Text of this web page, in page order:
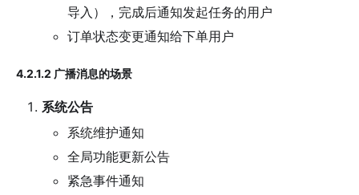
导入），完成后通知发起任务的用户
订单状态变更通知给下单用户
4.2.1.2 广播消息的场景
系统公告
系统维护通知
全局功能更新公告
紧急事件通知